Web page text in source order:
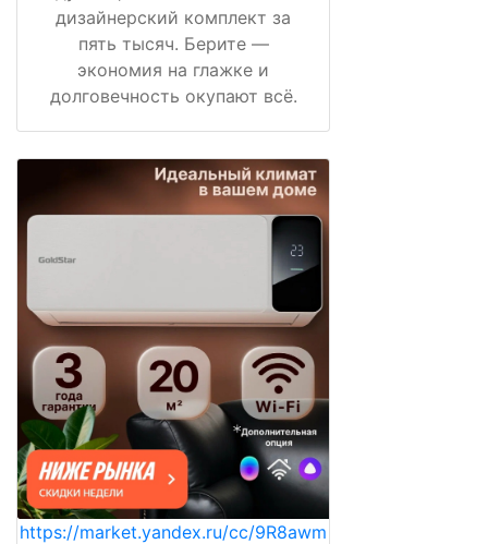
дизайнерский комплект за
пять тысяч. Берите —
экономия на глажке и
долговечность окупают всё.
https://market.yandex.ru/cc/9R8awm